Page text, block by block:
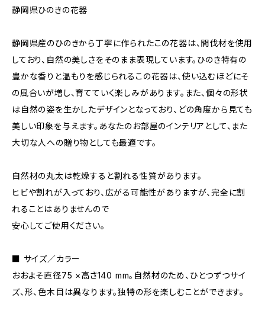
静岡県ひのきの花器
静岡県産のひのきから丁寧に作られたこの花器は、間伐材を使用
しており、自然の美しさをそのまま表現しています。ひのき特有の
豊かな香りと温もりを感じられるこの花器は、使い込むほどにそ
の風合いが増し、育てていく楽しみがあります。また、個々の形状
は自然の姿を生かしたデザインとなっており、どの角度から見ても
美しい印象を与えます。あなたのお部屋のインテリアとして、また
大切な人への贈り物としても最適です。
自然材の丸太は乾燥すると割れる性質があります。
ヒビや割れが入っており、広がる可能性がありますが、完全に割
れることはありませんので
安心してご使用ください。
■ サイズ／カラー
おおよそ直径75 ×高さ140 mm。自然材のため、ひとつずつサイ
ズ、形、色木目は異なります。独特の形を楽しむことができます。